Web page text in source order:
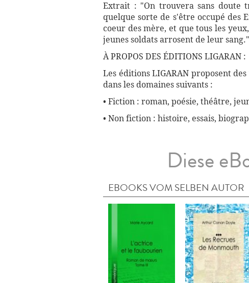
Extrait : "On trouvera sans doute
quelque sorte de s'être occupé des
coeur des mère, et que tous les
jeunes soldats arrosent de leur sang."
À PROPOS DES ÉDITIONS LIGARAN :
Les éditions LIGARAN proposent
dans les domaines suivants :
• Fiction : roman, poésie, théâtre,
• Non fiction : histoire, essais,
Diese
EBOOKS VOM SELBEN AUTOR